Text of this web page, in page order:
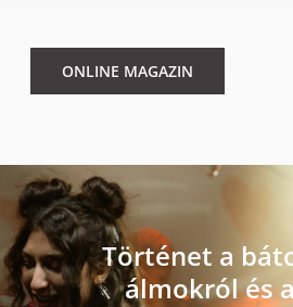
ONLINE MAGAZIN
Történet a
álmokról és